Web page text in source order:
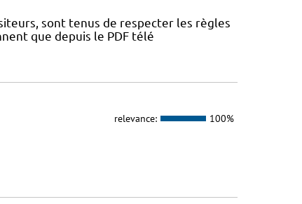
sont tenus de respecter les règles
que depuis le PDF télé
relevance: 100%